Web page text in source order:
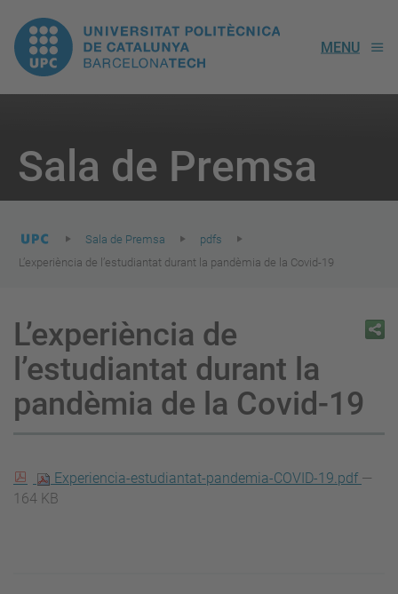
UPC.
Universitat
de
Catalunya
MENU
Sala de Premsa
here:
Sala de Premsa
pdfs
L’experiència de l’estudiantat durant la pandèmia de la Covid-19
L’experiència de
l’estudiantat durant la
pandèmia de la Covid-19
Experiencia-estudiantat-pandemia-COVID-19.pdf —
164 KB